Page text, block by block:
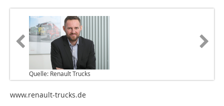
Quelle: Renault Trucks
www.renault-trucks.de